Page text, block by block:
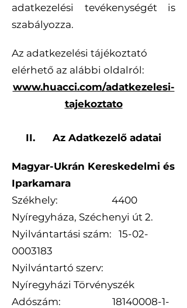
adatkezelési tevékenységét is
szabályozza.
Az adatkezelési tájékoztató
elérhető az alábbi oldalról:
www.huacci.com/adatkezelesi-
tajekoztato
II. Az Adatkezelő adatai
Magyar-Ukrán Kereskedelmi és
Iparkamara
Székhely: 4400
Nyíregyháza, Széchenyi út 2.
Nyilvántartási szám: 15-02-
0003183
Nyilvántartó szerv:
Nyíregyházi Törvényszék
Adószám: 18140008-1-